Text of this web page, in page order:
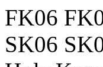
FK06
SK06